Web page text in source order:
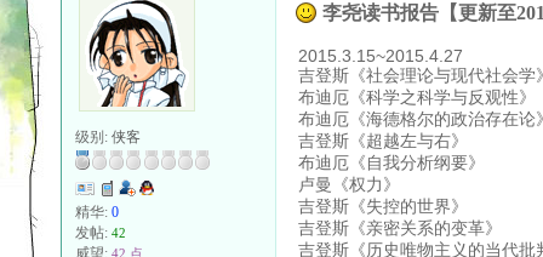
级别: 侠客
精华: 0
发帖: 42
42 点
李尧读书报告【更新至
2015.3.15~2015.4.27
吉登斯《社会理论与现代社会学
布迪厄《科学之科学与反观性》
布迪厄《海德格尔的政治存在论
吉登斯《超越左与右》
布迪厄《自我分析纲要》
卢曼《权力》
吉登斯《失控的世界》
吉登斯《亲密关系的变革》
吉登斯《历史唯物主义的当代批